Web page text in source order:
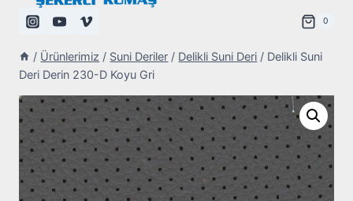
0
/ Ürünlerimiz / Suni Deriler / Delikli Suni Deri / Delikli Suni
Deri Derin 230-D Koyu Gri